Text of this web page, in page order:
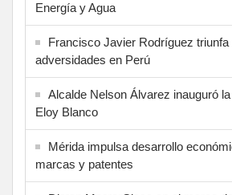
Energía y Agua
Francisco Javier Rodríguez triunfa
adversidades en Perú
Alcalde Nelson Álvarez inauguró
Eloy Blanco
Mérida impulsa desarrollo
marcas y patentes